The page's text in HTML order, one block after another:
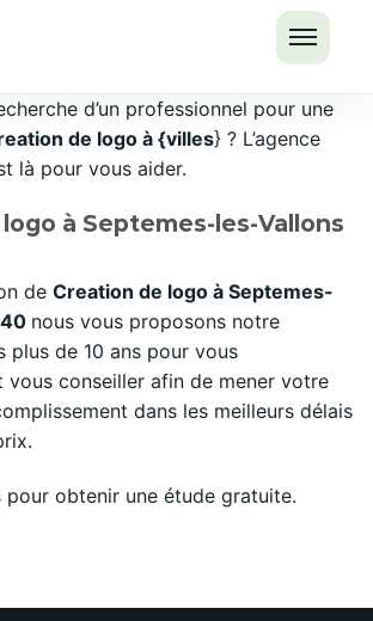
LE
d’un professionnel pour une
de logo à {villes} ? L’agence
là pour vous aider.
à Septemes-les-Vallons
de Creation de logo à Septemes-
nous vous proposons notre
plus de 10 ans pour vous
vous conseiller afin de mener votre
dans les meilleurs délais
obtenir une étude gratuite.